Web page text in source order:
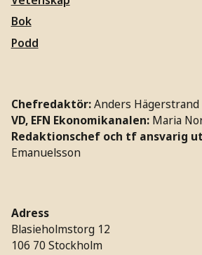
Bok
Podd
Chefredaktör:Anders Hägerstrand
VD, EFN Ekonomikanalen: Maria
Redaktionschef och tf ansvarig
Emanuelsson
Adress
Blasieholmstorg 12
106 70 Stockholm